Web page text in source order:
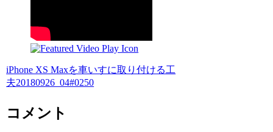
iPhone XS Maxを車いすに取り付ける工
夫20180926_04#0250
コメント